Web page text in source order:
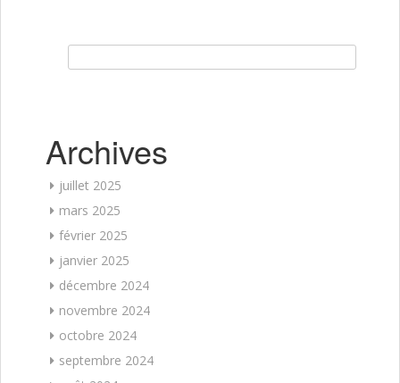
Archives
juillet 2025
mars 2025
février 2025
janvier 2025
décembre 2024
novembre 2024
octobre 2024
septembre 2024